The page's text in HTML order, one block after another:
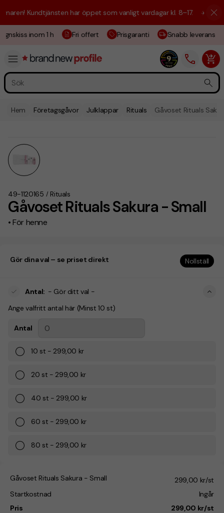
Kundtjänsten har öppet som vanligt vardagar kl. 8–17. ☀️ Vi är
inom 1 h Fri offert Prisgaranti Snabb leverans
Hem Företagsgåvor Julklappar Rituals Gåvoset Rituals
Gåvoset Rituals Sakura - Small
• För henne
49-1120165 / Rituals
Gör dina val – se priset direkt Nollställ
Antal: - Gör ditt val -
Ange valfritt antal här (Minst 10 st)
Antal
10 st - 299,00 kr
20 st - 299,00 kr
40 st - 299,00 kr
60 st - 299,00 kr
80 st - 299,00 kr
Gåvoset Rituals Sakura - Small
299,00 kr/st
Startkostnad
Ingår
Pris
299,00 kr/st